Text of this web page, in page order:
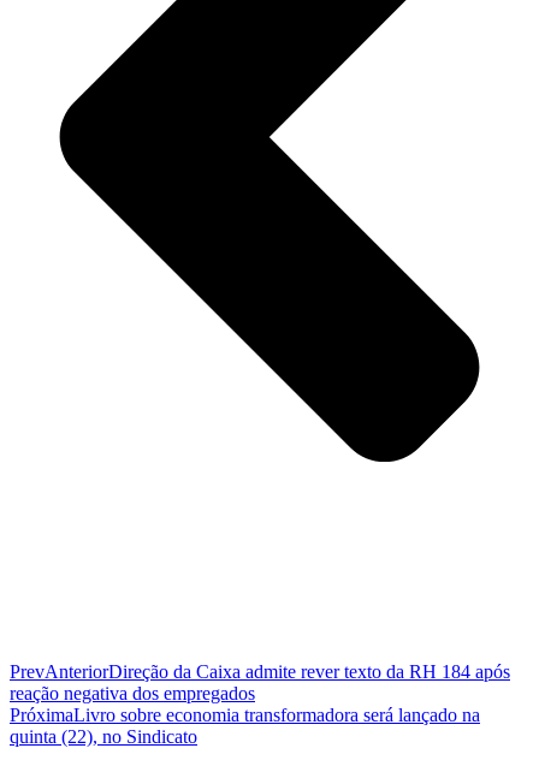
PrevAnteriorDireção da Caixa admite rever texto da RH 184 após
reação negativa dos empregados
PróximaLivro sobre economia transformadora será lançado na
quinta (22), no Sindicato